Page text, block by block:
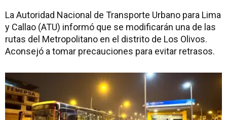
La Autoridad Nacional de Transporte Urbano para Lima
y Callao (ATU) informó que se modificarán una de las
rutas del Metropolitano en el distrito de Los Olivos.
Aconsejó a tomar precauciones para evitar retrasos.